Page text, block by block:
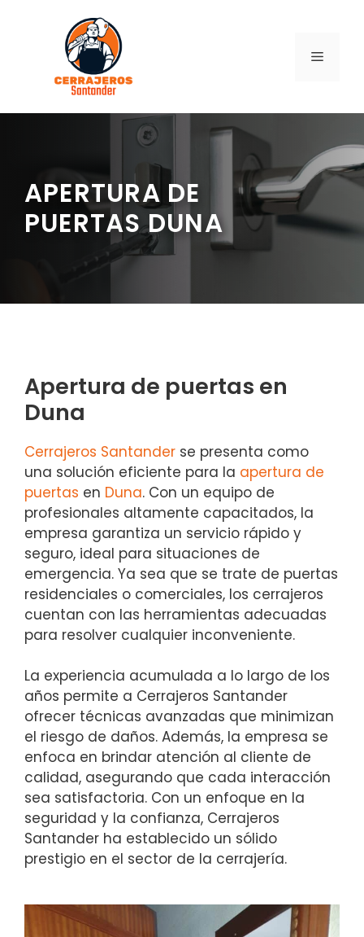
contenido
MENÚ
APERTURA DE
PUERTAS DUNA
Apertura de puertas en
Duna
Cerrajeros Santander se presenta como
una solución eficiente para la apertura de
puertas en Duna. Con un equipo de
profesionales altamente capacitados, la
empresa garantiza un servicio rápido y
seguro, ideal para situaciones de
emergencia. Ya sea que se trate de puertas
residenciales o comerciales, los cerrajeros
cuentan con las herramientas adecuadas
para resolver cualquier inconveniente.
La experiencia acumulada a lo largo de los
años permite a Cerrajeros Santander
ofrecer técnicas avanzadas que minimizan
el riesgo de daños. Además, la empresa se
enfoca en brindar atención al cliente de
calidad, asegurando que cada interacción
sea satisfactoria. Con un enfoque en la
seguridad y la confianza, Cerrajeros
Santander ha establecido un sólido
prestigio en el sector de la cerrajería.